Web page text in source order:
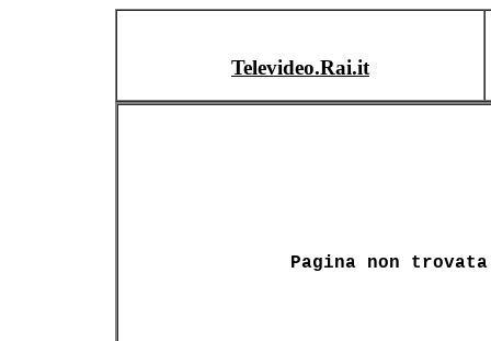
Televideo.Rai.it
Pagina non trovata